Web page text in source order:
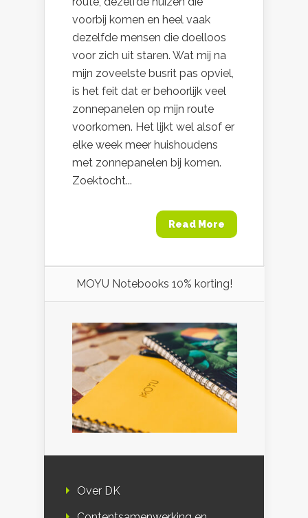
voorbij komen en heel vaak
dezelfde mensen die doelloos
voor zich uit staren. Wat mij na
mijn zoveelste busrit pas opviel,
is het feit dat er behoorlijk veel
zonnepanelen op mijn route
voorkomen. Het lijkt wel alsof er
elke week meer huishoudens
met zonnepanelen bij komen.
Zoektocht...
Read More
MOYU Notebooks 10% korting!
Over DK